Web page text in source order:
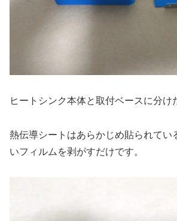
ヒートシンク本体と取付ベースに分け
熱伝導シートはあらかじめ貼られてい
いフィルムを剥がすだけです。